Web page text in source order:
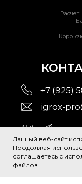
Данный веб-сайт
Продолжая
соглашаетесь с
файлов.